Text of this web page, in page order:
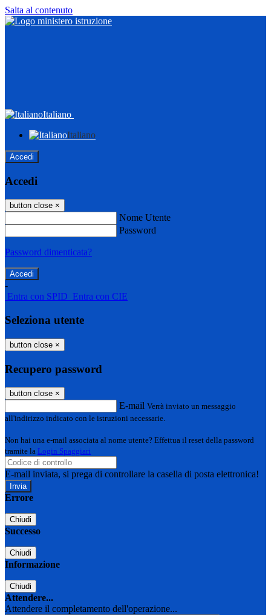
Salta al contenuto
Italiano
Italiano
Accedi
Accedi
button close ×
Nome Utente
Password
Password dimenticata?
-
Entra con SPID Entra con CIE
Seleziona utente
button close ×
Recupero password
button close ×
E-mail Verrà inviato un messaggio
all'indirizzo indicato con le istruzioni necessarie.
Non hai una e-mail associata al nome utente? Effettua il reset della password
tramite la Login Spaggiari
E-mail inviata, si prega di controllare la casella di posta elettronica!
Errore
Chiudi
Successo
Chiudi
Informazione
Chiudi
Attendere...
Attendere il completamento dell'operazione...